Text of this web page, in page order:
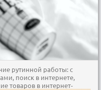
рутинной работы: с
поиск в интернете,
товаров в интернет-